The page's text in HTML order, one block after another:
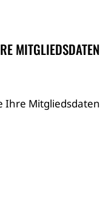
MITGLIEDSDATEN
Ihre Mitgliedsdaten